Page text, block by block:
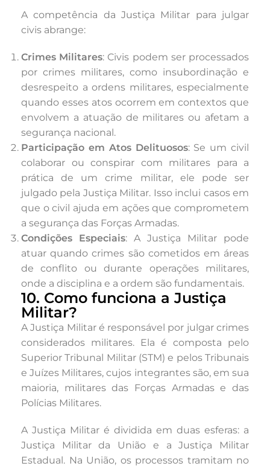
A competência da Justiça Militar para julgar
civis abrange:
Crimes Militares: Civis podem ser processados
por crimes militares, como insubordinação e
desrespeito a ordens militares, especialmente
quando esses atos ocorrem em contextos que
envolvem a atuação de militares ou afetam a
segurança nacional.
Participação em Atos Delituosos: Se um civil
colaborar ou conspirar com militares para a
prática de um crime militar, ele pode ser
julgado pela Justiça Militar. Isso inclui casos em
que o civil ajuda em ações que comprometem
a segurança das Forças Armadas.
Condições Especiais: A Justiça Militar pode
atuar quando crimes são cometidos em áreas
de conflito ou durante operações militares,
onde a disciplina e a ordem são fundamentais.
10. Como funciona a Justiça
Militar?
A Justiça Militar é responsável por julgar crimes
considerados militares. Ela é composta pelo
Superior Tribunal Militar (STM) e pelos Tribunais
e Juízes Militares, cujos integrantes são, em sua
maioria, militares das Forças Armadas e das
Polícias Militares.
A Justiça Militar é dividida em duas esferas: a
Justiça Militar da União e a Justiça Militar
Estadual. Na União, os processos tramitam no